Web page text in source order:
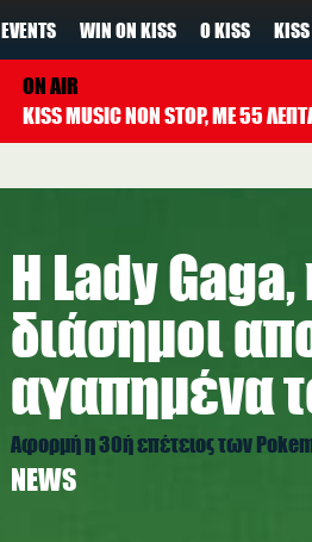
EVENTS WIN ON KISS Ο KISS
ON AIR
Η Lady Gaga,
διάσημοι
αγαπημένα
Αφορμή η 30ή επέτειος των
NEWS